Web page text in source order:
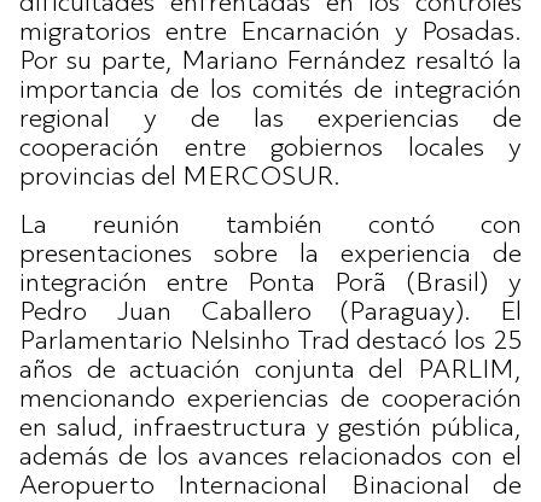
migratorios entre Encarnación y Posadas.
Por su parte, Mariano Fernández resaltó la
importancia de los comités de integración
regional y de las experiencias de
cooperación entre gobiernos locales y
provincias del MERCOSUR.
La reunión también contó con
presentaciones sobre la experiencia de
integración entre Ponta Porã (Brasil) y
Pedro Juan Caballero (Paraguay). El
Parlamentario Nelsinho Trad destacó los 25
años de actuación conjunta del PARLIM,
mencionando experiencias de cooperación
en salud, infraestructura y gestión pública,
además de los avances relacionados con el
Aeropuerto Internacional Binacional de